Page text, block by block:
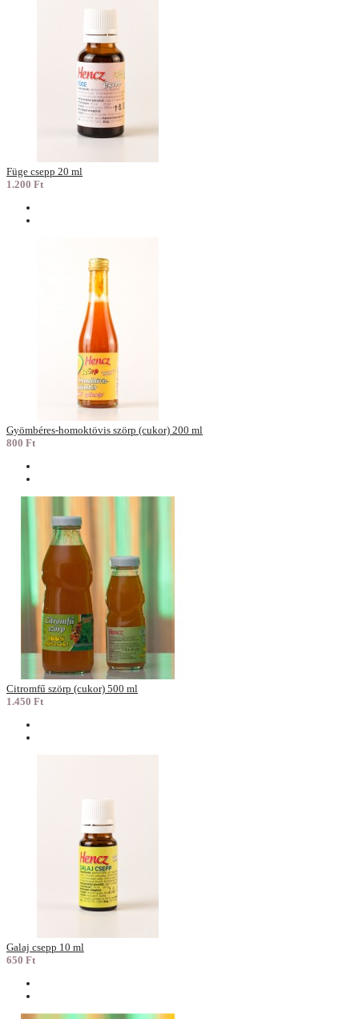
Füge csepp 20 ml
1.200 Ft
Gyömbéres-homoktövis szörp (cukor) 200 ml
800 Ft
Citromfű szörp (cukor) 500 ml
1.450 Ft
Galaj csepp 10 ml
650 Ft